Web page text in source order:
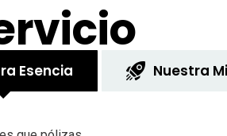
Esencia Nuestra